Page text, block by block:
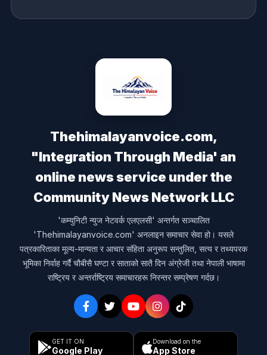
Thehimalayanvoice.com,
"Integration Through Media' an
online news service under the
Community News Network LLC
'कम्युनिटी न्युज नेटवर्क एलएलसी' अन्तर्गत सञ्चालित
'Thehimalayanvoice.com' अनलाइन समाचार सेवा हो। यसले
पत्रकारिताका मूल्य-मान्यता र आचार संहिता अनुरूप सन्तुलित, सत्य र तथ्यपरक
भूमिका निर्वाह गर्दै चौबीसै घण्टा र साताको सातै दिन अंग्रेजी तथा नेपाली भाषामा
राष्ट्रिय र अन्तर्राष्ट्रिय समाचारहरू निरन्तर सम्प्रेषण गर्दछ।
GET IT ON
Google Play
Download on the
App Store